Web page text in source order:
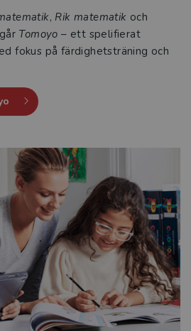
, Rik matematik och
Tomoyo – ett spelifierat
fokus på färdighetsträning och